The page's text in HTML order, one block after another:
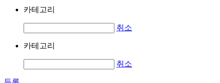
카테고리
취소
카테고리
취소